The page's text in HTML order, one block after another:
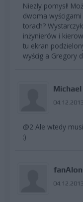
Niezły pomysł!
dwoma
torach?
inżynierów i
tu ekran
wyścig a Gregory
@2 Ale wtedy
:)